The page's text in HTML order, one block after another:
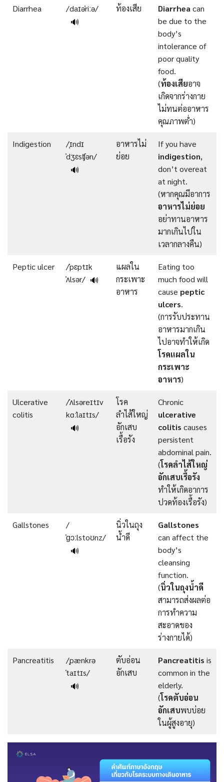
Diarrhea
/daɪəˈriːə/
🔊
ท้องเสีย Diarrheacan
be due to the
body’s
intolerance of
poor quality
food.
(ท้องเสียอาจ
เกิดจากร่างกาย
ไม่ทนต่ออาหาร
คุณภาพต่ำ)
Indigestion
/ˌɪndɪ
ˈdʒɛsʧən/
🔊
อาหารไม่
ย่อย
If you have
indigestion,
don’t overeat
at night.
(หากคุณมีอาการ
อาหารไม่ย่อย
อย่าทานอาหาร
มากเกินไปใน
เวลากลางคืน)
Peptic ulcer
/ˈpɛptɪk
ˈʌlsər/ 🔊
แผลใน
กระเพาะ
อาหาร
Eating too
much food will
cause peptic
ulcers.
(การรับประทาน
อาหารมากเกิน
ไปอาจทำให้เกิด
โรคแผลใน
กระเพาะ
อาหาร)
Ulcerative
colitis
/ˈʌlsəreɪtɪv
kɑːˈlaɪtɪs/
🔊
โรค
ลำไส้ใหญ่
อักเสบ
เรื้อรัง
Chronic
ulcerative
colitis causes
persistent
abdominal pain.
(โรคลำไส้ใหญ่
อักเสบเรื้อรัง
ทำให้เกิดอาการ
ปวดท้องเรื้อรัง)
Gallstones
/
ˈɡɔːlstoʊnz/
🔊
นิ่วในถุง
น้ำดี
Gallstones
can affect the
body’s
cleansing
function.
(นิ่วในถุงน้ำดี
สามารถส่งผลต่อ
การทำความ
สะอาดของ
ร่างกายได้)
Pancreatitis
/ˌpænkrə
ˈtaɪtɪs/
🔊
ตับอ่อน
อักเสบ
Pancreatitis is
common in the
elderly.
(โรคตับอ่อน
อักเสบพบบ่อย
ในผู้สูงอายุ)